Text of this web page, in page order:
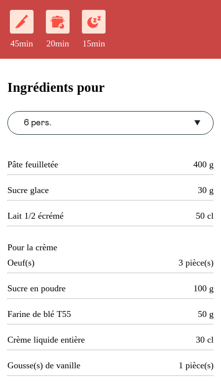
léger...
45min 20min 15min
Ingrédients pour
6 pers.
Pâte feuilletée 400 g
Sucre glace 30 g
Lait 1/2 écrémé 50 cl
Pour la crème
Oeuf(s)
3 pièce(s)
Sucre en poudre 100 g
Farine de blé T55 50 g
Crème liquide entière 30 cl
Gousse(s) de vanille 1 pièce(s)